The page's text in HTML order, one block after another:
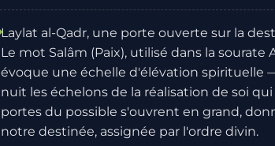
Laylat al-Qadr, une porte ouverte sur la
Le mot Salâm (Paix), utilisé dans la sourate
évoque une échelle d'élévation spirituelle
nuit les échelons de la réalisation de soi
portes du possible s'ouvrent en grand,
notre destinée, assignée par l'ordre divin.